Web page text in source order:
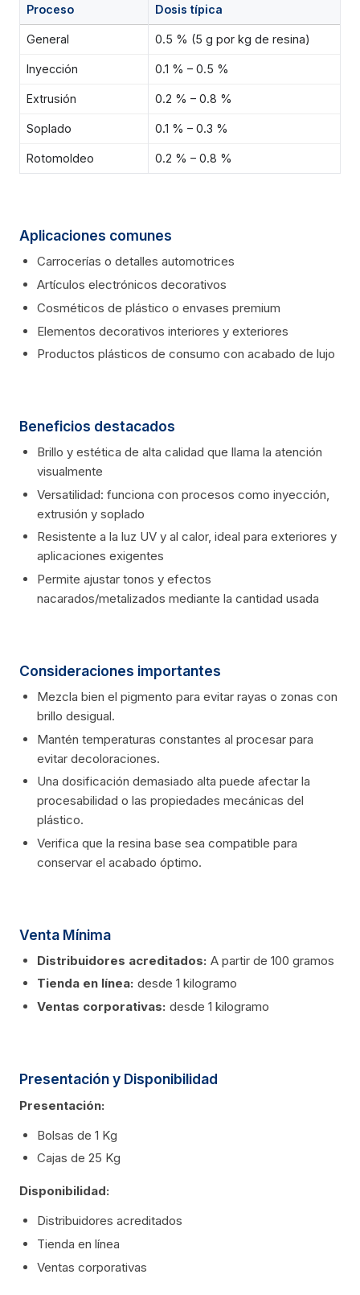
Proceso Dosis típica
General 0.5 % (5 g por kg de resina)
Inyección 0.1 % – 0.5 %
Extrusión 0.2 % – 0.8 %
Soplado 0.1 % – 0.3 %
Rotomoldeo 0.2 % – 0.8 %
Aplicaciones comunes
Carrocerías o detalles automotrices
Artículos electrónicos decorativos
Cosméticos de plástico o envases premium
Elementos decorativos interiores y exteriores
Productos plásticos de consumo con acabado de lujo
Beneficios destacados
Brillo y estética de alta calidad que llama la atención
visualmente
Versatilidad: funciona con procesos como inyección,
extrusión y soplado
Resistente a la luz UV y al calor, ideal para exteriores y
aplicaciones exigentes
Permite ajustar tonos y efectos
nacarados/metalizados mediante la cantidad usada
Consideraciones importantes
Mezcla bien el pigmento para evitar rayas o zonas con
brillo desigual.
Mantén temperaturas constantes al procesar para
evitar decoloraciones.
Una dosificación demasiado alta puede afectar la
procesabilidad o las propiedades mecánicas del
plástico.
Verifica que la resina base sea compatible para
conservar el acabado óptimo.
Venta Mínima
Distribuidores acreditados: A partir de 100 gramos
Tienda en línea: desde 1 kilogramo
Ventas corporativas: desde 1 kilogramo
Presentación y Disponibilidad
Presentación:
Bolsas de 1 Kg
Cajas de 25 Kg
Disponibilidad:
Distribuidores acreditados
Tienda en línea
Ventas corporativas